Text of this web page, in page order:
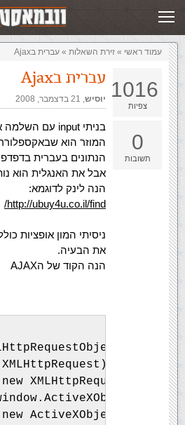
זירת השאלות
עמוד ראשי » ‏זירת השאלות‏ » עברית בAjax
1016
צפיות
0
תשובות
עברית בAjax
יוסיש,‏ 21 בדצמבר, 2008
המוזר הוא
הנתונים בעברית
אבל את האנגלית הוא
הנה לינק לדוגמא:
http://ubuy4u.co.il/find/
ניסיתי המון אופציות
את הבעיה.
הנה הקוד של הAJAX
{
{
{